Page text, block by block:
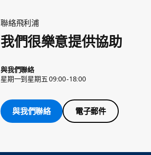
聯絡飛利浦
我們很樂意提供協助
與我們聯絡
星期一到星期五 09:00-18:00
與我們聯絡 電子郵件